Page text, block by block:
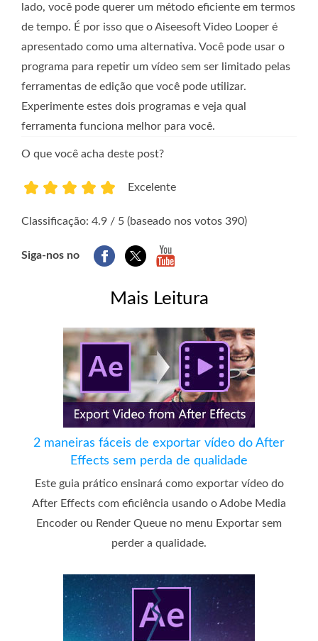
lado, você pode querer um método eficiente em termos
de tempo. É por isso que o Aiseesoft Video Looper é
apresentado como uma alternativa. Você pode usar o
programa para repetir um vídeo sem ser limitado pelas
ferramentas de edição que você pode utilizar.
Experimente estes dois programas e veja qual
ferramenta funciona melhor para você.
O que você acha deste post?
Excelente
Classificação: 4.9 / 5 (baseado nos votos 390)
Siga-nos no
Mais Leitura
2 maneiras fáceis de exportar vídeo do After
Effects sem perda de qualidade
Este guia prático ensinará como exportar vídeo do
After Effects com eficiência usando o Adobe Media
Encoder ou Render Queue no menu Exportar sem
perder a qualidade.